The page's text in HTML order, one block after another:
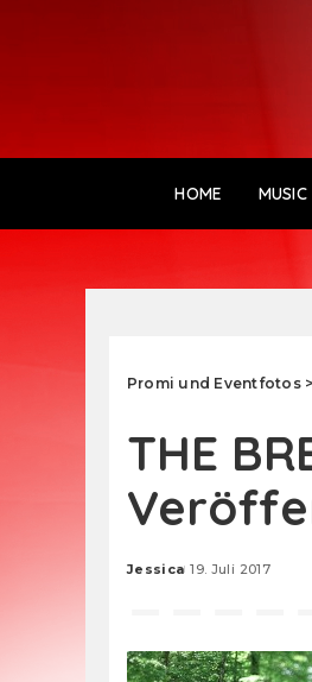
HOME MUSIC
Promi und Eventfotos>
THE
Posted
Jessica 19. Juli 2017